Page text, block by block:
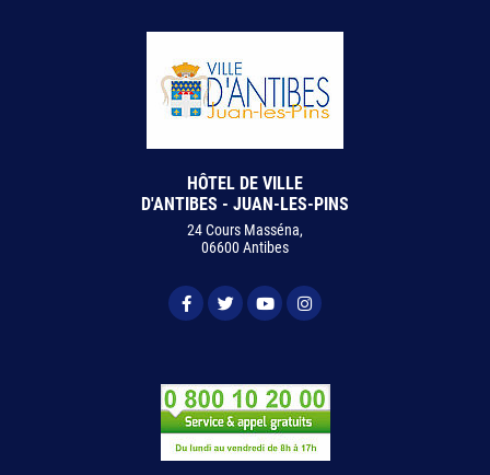
HÔTEL DE VILLE
D'ANTIBES - JUAN-LES-PINS
24 Cours Masséna,
06600 Antibes